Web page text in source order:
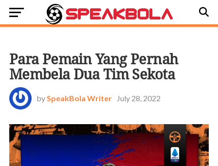
Para Pemain Yang Pernah
Membela Dua Tim Sekota
bySpeakBola Writer July 28, 2022